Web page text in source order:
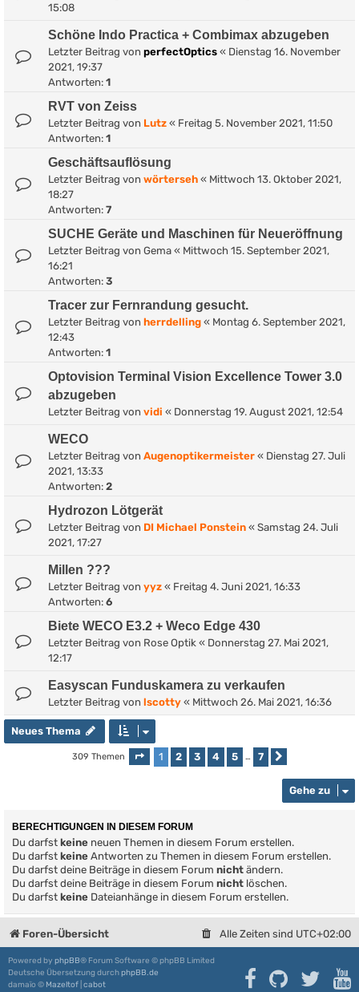
15:08
Schöne Indo Practica + Combimax abzugeben
Letzter Beitrag von perfectOptics « Dienstag 16. November
2021, 19:37
Antworten: 1
RVT von Zeiss
Letzter Beitrag von Lutz « Freitag 5. November 2021, 11:50
Antworten: 1
Geschäftsauflösung
Letzter Beitrag von wörterseh « Mittwoch 13. Oktober 2021,
18:27
Antworten: 7
SUCHE Geräte und Maschinen für Neueröffnung
Letzter Beitrag von Gema « Mittwoch 15. September 2021,
16:21
Antworten: 3
Tracer zur Fernrandung gesucht.
Letzter Beitrag von herrdelling « Montag 6. September 2021,
12:43
Antworten: 1
Optovision Terminal Vision Excellence Tower 3.0
abzugeben
Letzter Beitrag von vidi « Donnerstag 19. August 2021, 12:54
WECO
Letzter Beitrag von Augenoptikermeister « Dienstag 27. Juli
2021, 13:33
Antworten: 2
Hydrozon Lötgerät
Letzter Beitrag von DI Michael Ponstein « Samstag 24. Juli
2021, 17:27
Millen ???
Letzter Beitrag von yyz « Freitag 4. Juni 2021, 16:33
Antworten: 6
Biete WECO E3.2 + Weco Edge 430
Letzter Beitrag von Rose Optik « Donnerstag 27. Mai 2021,
12:17
Easyscan Funduskamera zu verkaufen
Letzter Beitrag von lscotty « Mittwoch 26. Mai 2021, 16:36
Neues Thema
309 Themen Seite 1von
1 2 3 4 5 … 7
Gehe zu
BERECHTIGUNGEN IN DIESEM FORUM
Du darfst keine neuen Themen in diesem Forum erstellen.
Du darfst keine Antworten zu Themen in diesem Forum erstellen.
Du darfst deine Beiträge in diesem Forum nicht ändern.
Du darfst deine Beiträge in diesem Forum nicht löschen.
Du darfst keine Dateianhänge in diesem Forum erstellen.
Foren-Übersicht Alle Zeiten sind UTC+02:00
Powered by phpBB® Forum Software © phpBB Limited
Deutsche Übersetzung durchphpBB.de
damaïo © Mazeltof cabot